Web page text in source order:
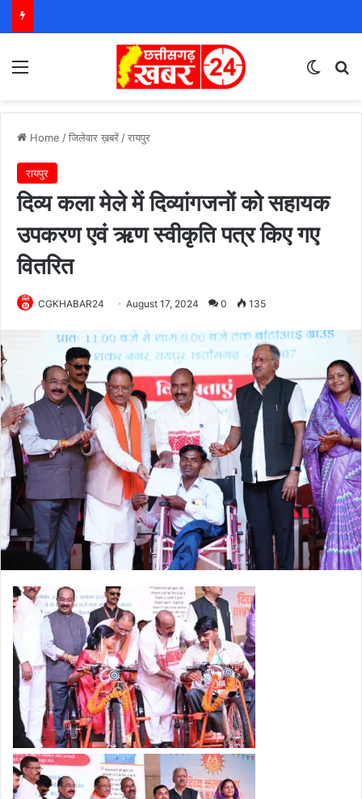
Home /जिलेवार ख़बरें /रायपुर
रायपुर
दिव्य कला मेले में दिव्यांगजनों को सहायक
उपकरण एवं ऋण स्वीकृति पत्र किए गए
वितरित
CGKHABAR24 August 17, 2024 0 135